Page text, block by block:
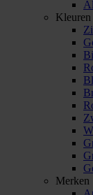
Kleuren
Merken